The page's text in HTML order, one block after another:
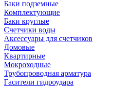
Баки подземные
Комплектующие
Баки круглые
Счетчики воды
Аксессуары для счетчиков
Домовые
Квартирные
Мокроходные
Трубопроводная арматура
Гасители гидроудара